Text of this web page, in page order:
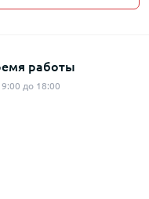
работы
до 18:00